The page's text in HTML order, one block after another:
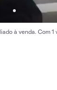
à venda. Com 1